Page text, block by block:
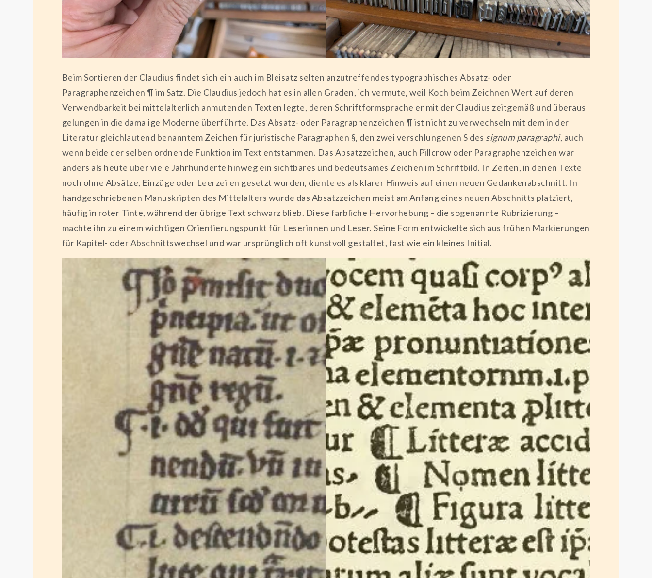
Beim Sortieren der Claudius findet sich ein auch im Bleisatz selten anzutreffendes typographisches Absatz- oder
Paragraphenzeichen ¶ im Satz. Die Claudius jedoch hat es in allen Graden, ich vermute, weil Koch beim Zeichnen Wert auf deren
Verwendbarkeit bei mittelalterlich anmutenden Texten legte, deren Schriftformsprache er mit der Claudius zeitgemäß und überaus
gelungen in die damalige Moderne überführte. Das Absatz- oder Paragraphenzeichen ¶ ist nicht zu verwechseln mit dem in der
Literatur gleichlautend benanntem Zeichen für juristische Paragraphen §, den zwei verschlungenen S des signum paragraphi, auch
wenn beide der selben ordnende Funktion im Text entstammen. Das Absatzzeichen, auch Pillcrow oder Paragraphenzeichen war
anders als heute über viele Jahrhunderte hinweg ein sichtbares und bedeutsames Zeichen im Schriftbild. In Zeiten, in denen Texte
noch ohne Absätze, Einzüge oder Leerzeilen gesetzt wurden, diente es als klarer Hinweis auf einen neuen Gedankenabschnitt. In
handgeschriebenen Manuskripten des Mittelalters wurde das Absatzzeichen meist am Anfang eines neuen Abschnitts platziert,
häufig in roter Tinte, während der übrige Text schwarz blieb. Diese farbliche Hervorhebung – die sogenannte Rubrizierung –
machte ihn zu einem wichtigen Orientierungspunkt für Leserinnen und Leser. Seine Form entwickelte sich aus frühen Markierungen
für Kapitel- oder Abschnittswechsel und war ursprünglich oft kunstvoll gestaltet, fast wie ein kleines Initial.